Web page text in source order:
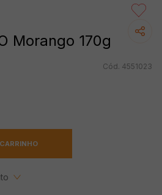
Morango 170g
4551023